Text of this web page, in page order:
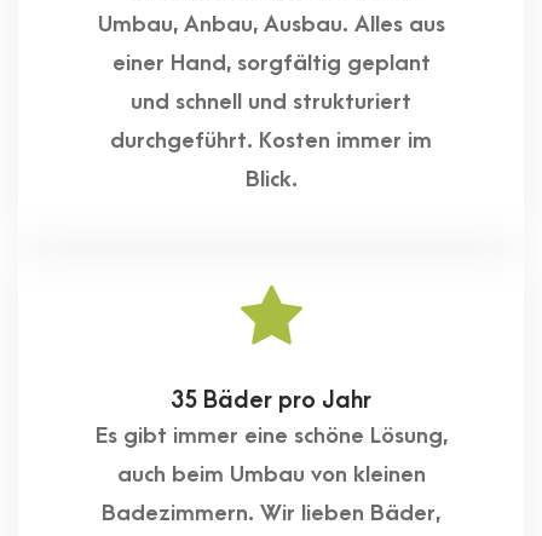
Umbau, Anbau, Ausbau. Alles aus
einer Hand, sorgfältig geplant
und schnell und strukturiert
durchgeführt. Kosten immer im
Blick.
35 Bäder pro Jahr
Es gibt immer eine schöne Lösung,
auch beim Umbau von kleinen
Badezimmern. Wir lieben Bäder,